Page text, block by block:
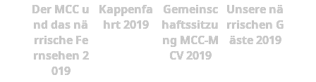
Der MCC u
nd das nä
rrische Fe
rnsehen 2
019
Kappenfa
hrt 2019
Gemeinsc
haftssitzu
ng MCC-M
CV 2019
Unsere nä
rrischen G
äste 2019